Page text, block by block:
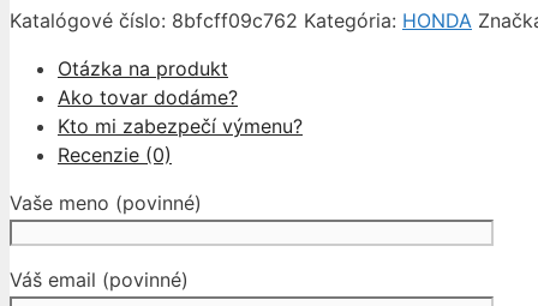
V
1995-
2001
Katalógové číslo: 8bfcff09c762 Kategória: HONDA
Otázka na produkt
Ako tovar dodáme?
Kto mi zabezpečí výmenu?
Recenzie (0)
Vaše meno (povinné)
Váš email (povinné)